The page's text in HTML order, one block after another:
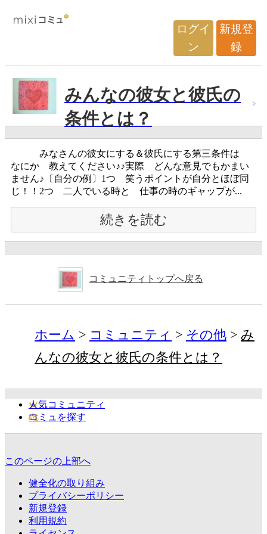
ログイ
ン
新規登
録
みんなの彼女と彼氏の
条件とは？
みなさんの彼女にする＆彼氏にする第三条件は
なにか 教えてください♪♪実際 どんな意見でもかまい
ません♪〔自分の例〕1つ 笑うポイントが自分とほぼ同
じ！！2つ 二人でいる時と 仕事の時のギャップが...
続きを読む
コミュニティトップへ戻る
ホーム コミュニティ その他
み
んなの彼女と彼氏の条件とは？
人気コミュニティ
コミュを探す
このページの上部へ
健全化の取り組み
プライバシーポリシー
新規登録
利用規約